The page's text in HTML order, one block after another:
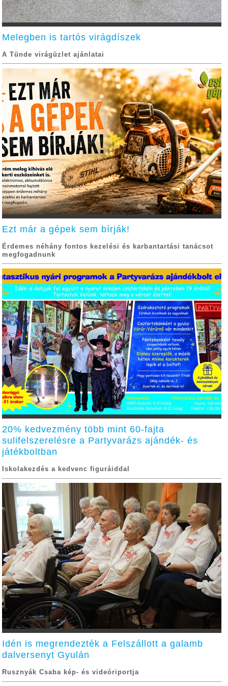
Melegben is tartós virágdíszek
A Tünde virágüzlet ajánlatai
Ezt már a gépek sem bírják!
Érdemes néhány fontos kezelési és karbantartási tanácsot
megfogadnunk
20% kedvezmény több mint 60-fajta
sulifelszerelésre a Partyvarázs ajándék- és
játékboltban
Iskolakezdés a kedvenc figuráiddal
Idén is megrendezték a Felszállott a galamb
dalversenyt Gyulán
Rusznyák Csaba kép- és videóriportja